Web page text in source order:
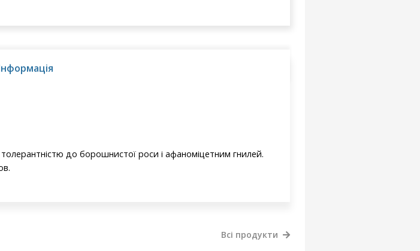
до борошнистої роси і афаноміцетним гнилей.
Всі продукти